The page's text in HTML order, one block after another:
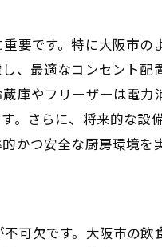
電源配置の提案
た設計アイディア
ら学ぶ配置戦略
めの設計のポイント
出す革新
要です。特に大阪市
、最適なコンセント
庫やフリーザーは電
。さらに、将来的な
かつ安全な厨房環境を
欠です。大阪市の飲